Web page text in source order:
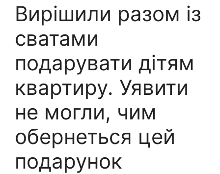
Вирішили разом із
сватами
подарувати дітям
квартиру. Уявити
не могли, чим
обернеться цей
подарунок